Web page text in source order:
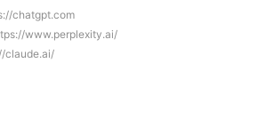
chatgpt.com
www.perplexity.ai/
claude.ai/